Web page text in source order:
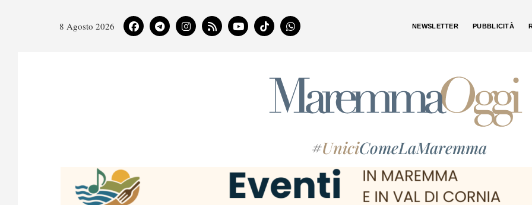
8 Agosto 2026 NEWSLETTER PUBBLICITÀ
#UniciComeLaMaremma